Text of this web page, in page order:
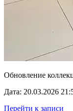
Обновление
Дата: 20.03.2026
Перейти к записи